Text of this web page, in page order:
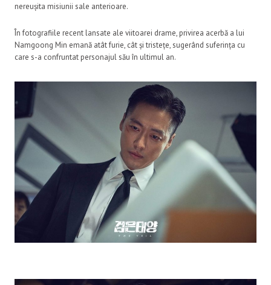
nereușita misiunii sale anterioare.
În fotografiile recent lansate ale viitoarei drame, privirea acerbă a lui
Namgoong Min emană atât furie, cât și tristețe, sugerând suferința cu
care s-a confruntat personajul său în ultimul an.